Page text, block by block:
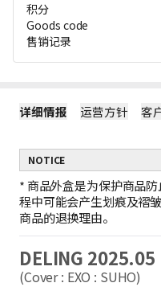
积分
Goods code
售销记录
详细情报 运营方针 客
NOTICE
* 商品外盒是为保护商品
程中可能会产生划痕及褶
商品的退换理由。
DELING
(Cover : EXO : SUHO)